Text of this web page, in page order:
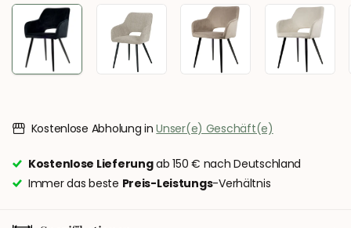
Kostenlose Abholung inUnser(e) Geschäft(e)
Kostenlose Lieferungab 150 € nach Deutschland
Immer das beste Preis-Leistungs-Verhältnis